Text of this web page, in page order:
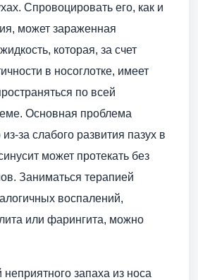
Спровоцировать его, как и
может зараженная
которая, за счет
в носоглотке, имеет
по всей
Основная проблема
за слабого развития пазух в
может протекать без
Заниматься терапией
воспалений,
или фарингита, можно
запаха из носа